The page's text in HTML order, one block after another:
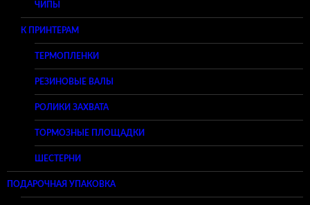
ЧИПЫ
К ПРИНТЕРАМ
ТЕРМОПЛЕНКИ
РЕЗИНОВЫЕ ВАЛЫ
РОЛИКИ ЗАХВАТА
ТОРМОЗНЫЕ ПЛОЩАДКИ
ШЕСТЕРНИ
ПОДАРОЧНАЯ УПАКОВКА